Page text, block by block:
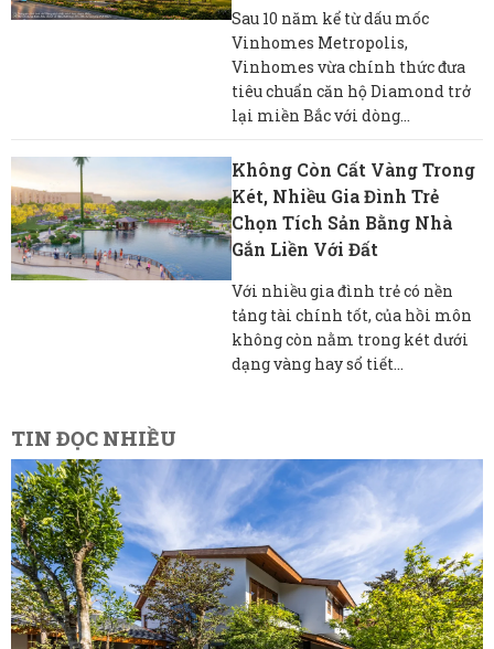
Sau 10 năm kể từ dấu mốc
Vinhomes Metropolis,
Vinhomes vừa chính thức đưa
tiêu chuẩn căn hộ Diamond trở
lại miền Bắc với dòng...
Không Còn Cất Vàng Trong
Két, Nhiều Gia Đình Trẻ
Chọn Tích Sản Bằng Nhà
Gắn Liền Với Đất
Với nhiều gia đình trẻ có nền
tảng tài chính tốt, của hồi môn
không còn nằm trong két dưới
dạng vàng hay sổ tiết...
TIN ĐỌC NHIỀU